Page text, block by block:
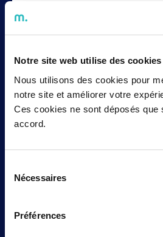
Notre site web utilise des cookies
Nous utilisons des cookies pour
notre site et améliorer votre
Ces cookies ne sont déposés que
accord.
Nécessaires
Préférences
Données,
cybersécurité :
conditions de
Le premier prérequis
conditionnent la qualité des
solutions.
Contemporain, Original, Exact